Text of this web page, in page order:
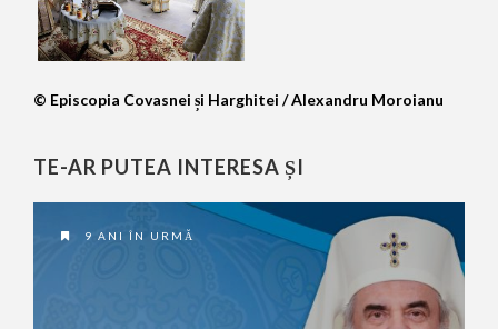
© Episcopia Covasnei și Harghitei / Alexandru Moroianu
TE-AR PUTEA INTERESA ȘI
9 ANI ÎN URMĂ